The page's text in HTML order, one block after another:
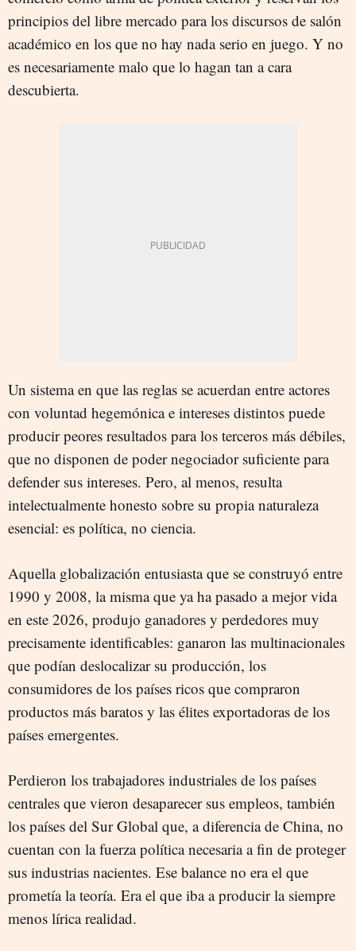
principios del libre mercado para los discursos de salón
académico en los que no hay nada serio en juego. Y no
es necesariamente malo que lo hagan tan a cara
descubierta.
Un sistema en que las reglas se acuerdan entre actores
con voluntad hegemónica e intereses distintos puede
producir peores resultados para los terceros más débiles,
que no disponen de poder negociador suficiente para
defender sus intereses. Pero, al menos, resulta
intelectualmente honesto sobre su propia naturaleza
esencial: es política, no ciencia.
Aquella globalización entusiasta que se construyó entre
1990 y 2008, la misma que ya ha pasado a mejor vida
en este 2026, produjo ganadores y perdedores muy
precisamente identificables: ganaron las multinacionales
que podían deslocalizar su producción, los
consumidores de los países ricos que compraron
productos más baratos y las élites exportadoras de los
países emergentes.
Perdieron los trabajadores industriales de los países
centrales que vieron desaparecer sus empleos, también
los países del Sur Global que, a diferencia de China, no
cuentan con la fuerza política necesaria a fin de proteger
sus industrias nacientes. Ese balance no era el que
prometía la teoría. Era el que iba a producir la siempre
menos lírica realidad.